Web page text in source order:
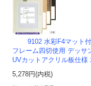
9102 水彩F4マット
フレーム四切使用 デッサ
UVカットアクリル板仕様
5,278円(内税)